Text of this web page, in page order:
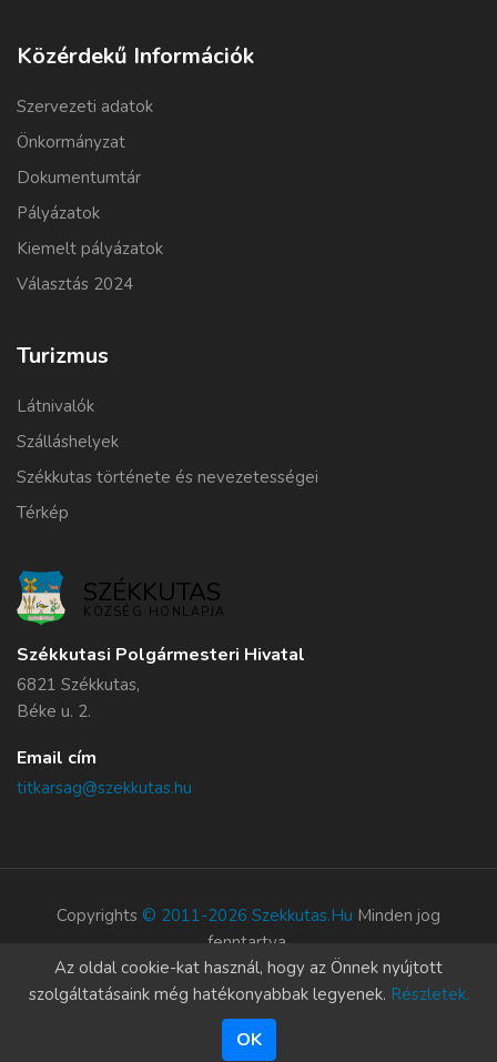
Közérdekű Információk
Szervezeti adatok
Önkormányzat
Dokumentumtár
Pályázatok
Kiemelt pályázatok
Választás 2024
Turizmus
Látnivalók
Szálláshelyek
Székkutas története és nevezetességei
Térkép
SZÉKKUTAS
KÖZSÉG HONLAPJA
Székkutasi Polgármesteri Hivatal
6821 Székkutas,
Béke u. 2.
Email cím
titkarsag@szekkutas.hu
Copyrights © 2011-2026 Szekkutas.hu Minden jog
fenntartva.
Süti szabályzat
Az oldal cookie-kat használ, hogy az Önnek nyújtott
szolgáltatásaink még hatékonyabbak legyenek. Részletek.
OK